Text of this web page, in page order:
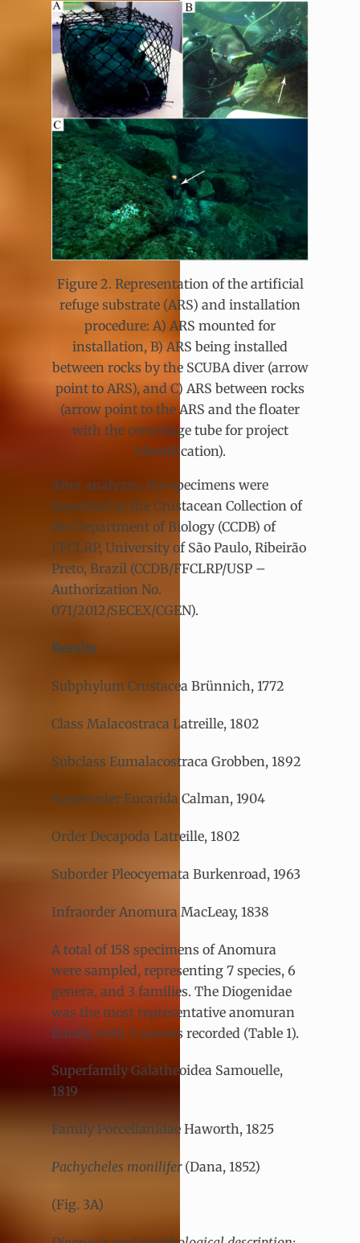
Figure 2. Representation of the artificial
refuge substrate (ARS) and installation
procedure: A) ARS mounted for
installation, B) ARS being installed
between rocks by the SCUBA diver (arrow
point to ARS), and C) ARS between rocks
(arrow point to the ARS and the floater
with the centrifuge tube for project
identification).
After analyzes, the specimens were
deposited in the Crustacean Collection of
the Department of Biology (CCDB) of
FFCLRP, University of São Paulo, Ribeirão
Preto, Brazil (CCDB/FFCLRP/USP –
Authorization No.
071/2012/SECEX/CGEN).
Results
Subphylum Crustacea Brünnich, 1772
Class Malacostraca Latreille, 1802
Subclass Eumalacostraca Grobben, 1892
Superorder Eucarida Calman, 1904
Order Decapoda Latreille, 1802
Suborder Pleocyemata Burkenroad, 1963
Infraorder Anomura MacLeay, 1838
A total of 158 specimens of Anomura
were sampled, representing 7 species, 6
genera, and 3 families. The Diogenidae
was the most representative anomuran
family, with 3 species recorded (Table 1).
Superfamily Galatheoidea Samouelle,
1819
Family Porcellanidae Haworth, 1825
Pachycheles monilifer (Dana, 1852)
(Fig. 3A)